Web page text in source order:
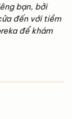
bạn, bởi
đến với tiềm
để khám